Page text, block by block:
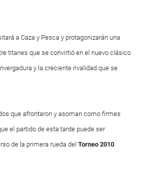
a Caza y Pesca y protagonizarán una
titanes que se convirtió en el nuevo clásico
y la creciente rivalidad que se
que afrontaron y asoman como firmes
el partido de esta tarde puede ser
de la primera rueda del Torneo 2010.